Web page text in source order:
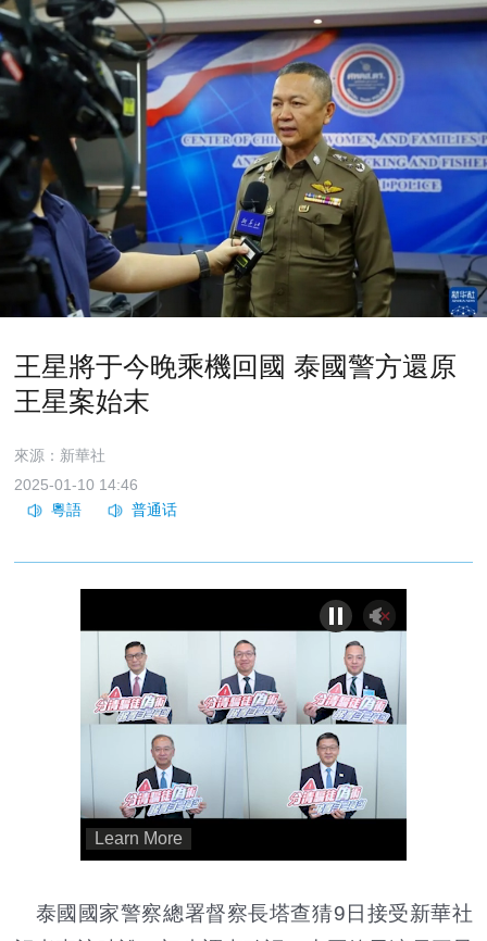
王星將于今晚乘機回國 泰國警方還原
王星案始末
來源：新華社
2025-01-10 14:46
泰國國家警察總署督察長塔查猜9日接受新華社